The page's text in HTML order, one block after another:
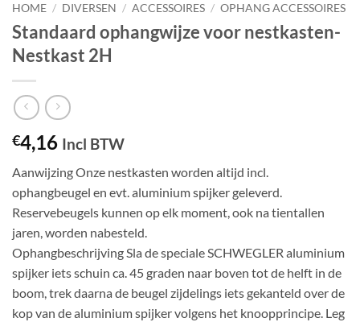
HOME / DIVERSEN / ACCESSOIRES / OPHANG ACCESSOIRES
Standaard ophangwijze voor nestkasten-
Nestkast 2H
€4,16 Incl BTW
Aanwijzing Onze nestkasten worden altijd incl.
ophangbeugel en evt. aluminium spijker geleverd.
Reservebeugels kunnen op elk moment, ook na tientallen
jaren, worden nabesteld.
Ophangbeschrijving Sla de speciale SCHWEGLER aluminium
spijker iets schuin ca. 45 graden naar boven tot de helft in de
boom, trek daarna de beugel zijdelings iets gekanteld over de
kop van de aluminium spijker volgens het knoopprincipe. Leg